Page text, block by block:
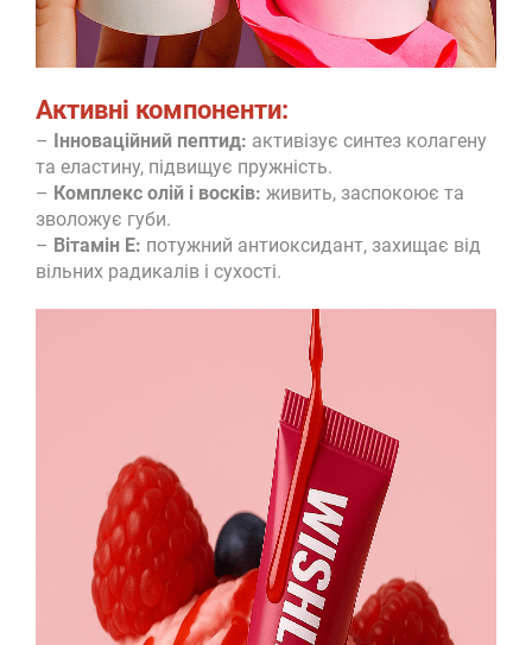
Активні компоненти:
– Інноваційний пептид: активізує синтез колагену
та еластину, підвищує пружність.
– Комплекс олій і восків: живить, заспокоює та
зволожує губи.
– Вітамін Е: потужний антиоксидант, захищає від
вільних радикалів і сухості.